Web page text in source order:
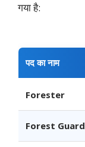
गया है:
पद का नाम
Forester
Forest Guard